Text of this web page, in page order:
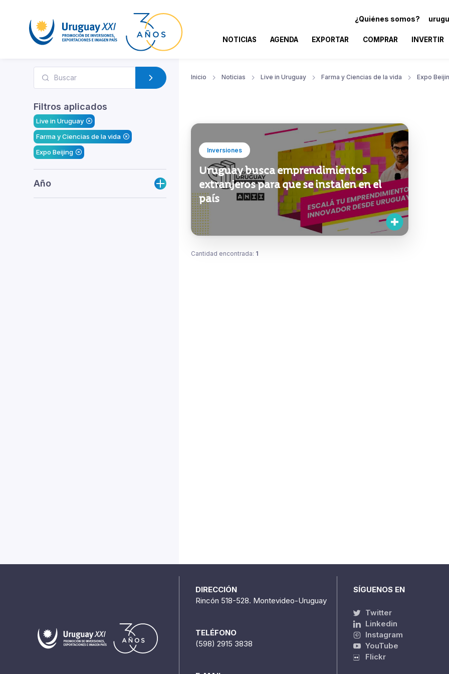
¿Quiénes somos?
NOTICIAS AGENDA EXPORTAR COMPRAR INVERTIR
Filtros aplicados
Live in Uruguay
Farma y Ciencias de la vida
Expo Beijing
Año
Inicio Noticias Live in Uruguay Farma y Ciencias de la vida Expo
Inversiones
Uruguay busca emprendimientos
extranjeros para que se instalen en el
país
Cantidad encontrada: 1
DIRECCIÓN
Rincón 518-528. Montevideo-Uruguay
TELÉFONO
(598) 2915 3838
SÍGUENOS EN
Twitter
Linkedin
Instagram
YouTube
Flickr